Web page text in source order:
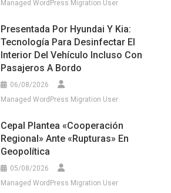
Managed WordPress Migration User
Presentada Por Hyundai Y Kia:
Tecnología Para Desinfectar El
Interior Del Vehículo Incluso Con
Pasajeros A Bordo
06/08/2026
Managed WordPress Migration User
Cepal Plantea «cooperación
Regional» Ante «rupturas» En
Geopolítica
05/08/2026
Managed WordPress Migration User